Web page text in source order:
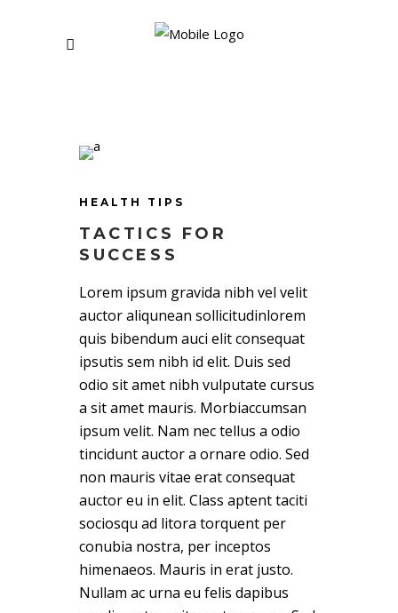
HEALTH TIPS
TACTICS FOR
SUCCESS
Lorem ipsum gravida nibh vel velit
auctor aliqunean sollicitudinlorem
quis bibendum auci elit consequat
ipsutis sem nibh id elit. Duis sed
odio sit amet nibh vulputate cursus
a sit amet mauris. Morbiaccumsan
ipsum velit. Nam nec tellus a odio
tincidunt auctor a ornare odio. Sed
non mauris vitae erat consequat
auctor eu in elit. Class aptent taciti
sociosqu ad litora torquent per
conubia nostra, per inceptos
himenaeos. Mauris in erat justo.
Nullam ac urna eu felis dapibus